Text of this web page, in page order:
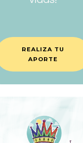
REALIZA TU
APORTE